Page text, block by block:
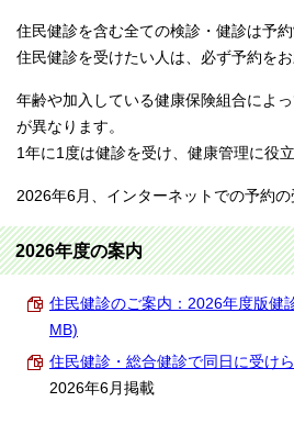
住民健診を含む全ての検診・健診は予約
住民健診を受けたい人は、必ず予約をお
年齢や加入している健康保険組合によ
が異なります。
1年に1度は健診を受け、健康管理に役立
2026年6月、インターネットでの予約の
2026年度の案内
住民健診のご案内：2026年度版健
MB)
住民健診・総合健診で同日に受け
2026年6月掲載